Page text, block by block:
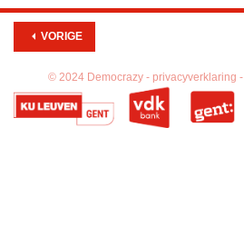
VORIGE
© 2024 Democrazy - privacyverklaring -